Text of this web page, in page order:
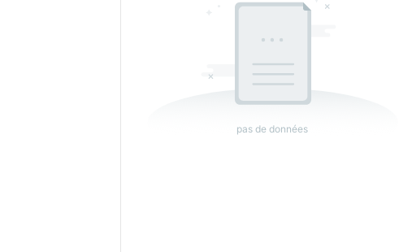
pas de données